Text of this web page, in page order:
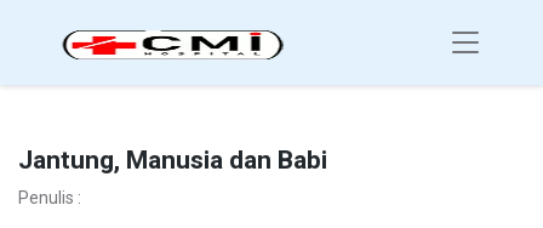
Jantung, Manusia dan Babi
Penulis :